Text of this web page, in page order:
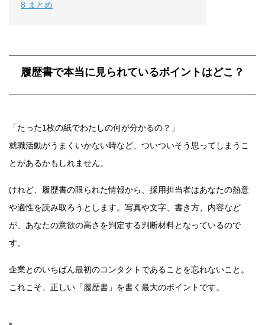
8 まとめ
履歴書で本当に見られているポイントはどこ？
「たった1枚の紙でわたしの何が分かるの？」
就職活動がうまくいかない時など、ついついそう思ってしまうこ
とがあるかもしれません。
けれど、履歴書の限られた情報から、採用担当者はあなたの熱意
や適性を読み取ろうとします。写真や文字、書き方、内容など
が、あなたの意欲の高さを判定する判断材料となっているので
す。
企業とのいちばん最初のコンタクトであることを忘れないこと。
これこそ、正しい「履歴書」を書く最大のポイントです。